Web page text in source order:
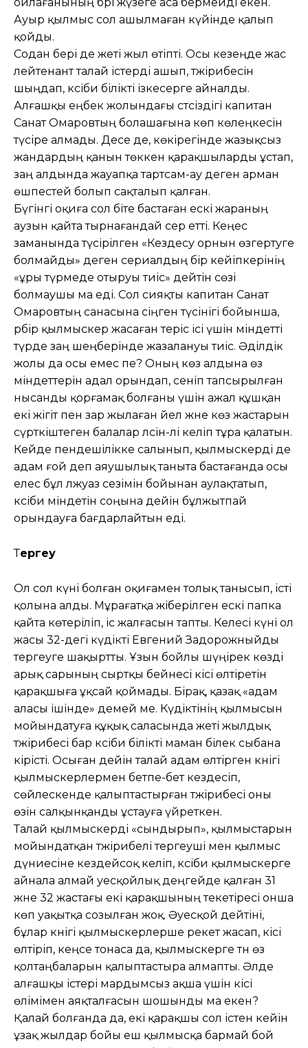
Ауыр қылмыс сол ашылмаған күйінде қалып
қойды.
Содан бері де жеті жыл өтіпті. Осы кезеңде жас
лейтенант талай істерді ашып, тәжірибесін
шыңдап, кәсіби білікті ізкесерге айналды.
Алғашқы еңбек жолындағы сәтсіздігі капитан
Санат Омаровтың болашағына көп көлеңкесін
түсіре алмады. Десе де, көкірегінде жазықсыз
жандардың қанын төккен қарақшыларды ұстап,
заң алдында жауапқа тартсам-ау деген арман
өш­пестей болып сақталып қалған.
Бүгінгі оқиға сол біте бастаған ескі жараның
аузын қайта тырнағандай әсер етті. Кеңес
заманында түсірілген «Кездесу орнын өзгертуге
болмайды» деген сериалдың бір кейіпкерінің
«ұры түрмеде отыруы тиіс» дейтін сөзі
болмаушы ма еді. Сол сияқты капитан Санат
Омаровтың санасына сіңген түсінігі бойынша,
әрбір қылмыскер жасаған теріс ісі үшін міндетті
түрде заң шеңберінде жазалануы тиіс. Әділдік
жолы да осы емес пе? Оның көз алдына өз
міндеттерін адал орындап, сеніп тапсырылған
нысанды қорғамақ болғаны үшін ажал құшқан
екі жігіт пен зар жылаған әйел және көз жастарын
сүрткіштеген балалар әлсін-әлі келіп тұра қалатын.
Кейде пендешілікке салынып, қылмыскерді де
адам ғой деп аяушылық таныта бастағанда осы
елес бұл әлжуаз сезімін бойынан аулақтатып,
кәсіби міндетін соңына дейін бұлжытпай
орындауға бағдарлайтын еді.
Тергеу
Ол сол күні болған оқиғамен толық танысып, істі
қолына алды. Мұрағатқа жіберілген ескі папка
қайта көтеріліп, іс жалғасын тапты. Келесі күні ол
жасы 32-дегі күдікті Евгений Задорожныйды
тергеуге шақыртты. Ұзын бойлы шүңірек көзді
арық сарының сыртқы бейнесі кісі өлтіретін
қарақшыға ұқсай қоймады. Бірақ, қазақ «адам
аласы ішінде» демей ме. Күдіктінің қылмысын
мойындатуға құқық саласында жеті жылдық
тәжірибесі бар кәсіби білікті маман білек сыбана
кірісті. Осыған дейін талай адам өлтірген кәнігі
қылмыскерлермен бетпе-бет кездесіп,
сөйлескенде қалыптастырған тәжірибесі оны
өзін салқынқанды ұстауға үйреткен.
Талай қылмыскерді «сындырып», қыл­мыстарын
мойындатқан тәжірибелі тер­геуші мен қылмыс
дүниесіне кездейсоқ келіп, кәсіби қылмыскерге
айнала алмай әуесқойлық деңгейде қалған 31
және 32 жастағы екі қарақшының текетіресі онша
көп уақытқа созылған жоқ. Әуесқой дейтіні,
бұлар кәнігі қылмыскерлерше әрекет жасап, кісі
өлтіріп, кеңсе тонаса да, қылмыскерге тән өз
қолтаңбаларын қалыптастыра алмапты. Әлде
алғашқы істері мардымсыз ақша үшін кісі
өлімімен аяқталғасын шошынды ма екен?
Қалай болғанда да, екі қарақшы сол істен кейін
ұзақ жылдар бойы еш қылмысқа бармай бой